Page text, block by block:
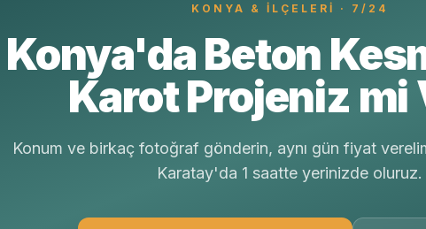
KONYA & İLÇELERI · 7/24
Konya'da Beton
Karot Projeniz mi
Konum ve birkaç fotoğraf gönderin, aynı gün fiyat
Karatay'da 1 saatte yerinizde oluruz.